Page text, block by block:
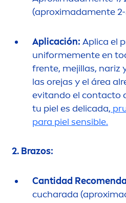
(aproximadamente
Aplicación: Aplica el
uniformemente en
frente, mejillas, nariz
las orejas y el área
evitando el contacto
tu piel es delicada,
para piel sensible.
2. Brazos:
Cantidad Recomen
cucharada